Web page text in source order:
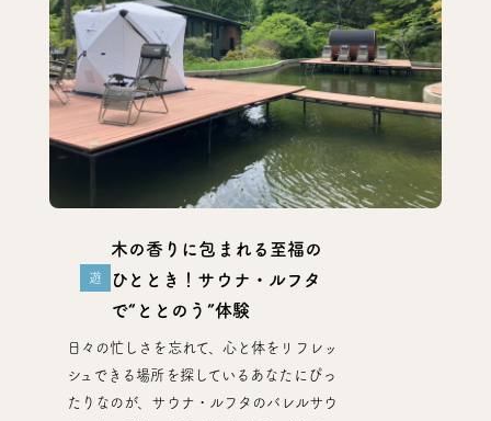
遊
木の香りに包まれる至福の
ひととき！サウナ・ルフタ
で“ととのう”体験
日々の忙しさを忘れて、心と体をリフレッ
シュできる場所を探しているあなたにぴっ
たりなのが、サウナ・ルフタのバレルサウ